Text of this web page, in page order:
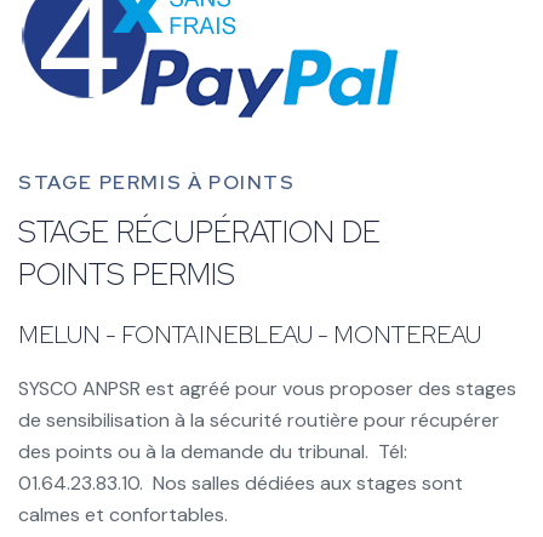
STAGE PERMIS À POINTS
STAGE RÉCUPÉRATION DE
POINTS PERMIS
MELUN - FONTAINEBLEAU - MONTEREAU
SYSCO ANPSR est agréé pour vous proposer des stages
de sensibilisation à la sécurité routière pour récupérer
des points ou à la demande du tribunal. Tél:
01.64.23.83.10. Nos salles dédiées aux stages sont
calmes et confortables.